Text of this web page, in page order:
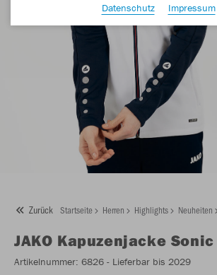
Zurück Startseite Herren Highlights Neuheiten
JAKO Kapuzenjacke Sonic
Artikelnummer: 6826 - Lieferbar bis 2029
Datenschutz
Impressum